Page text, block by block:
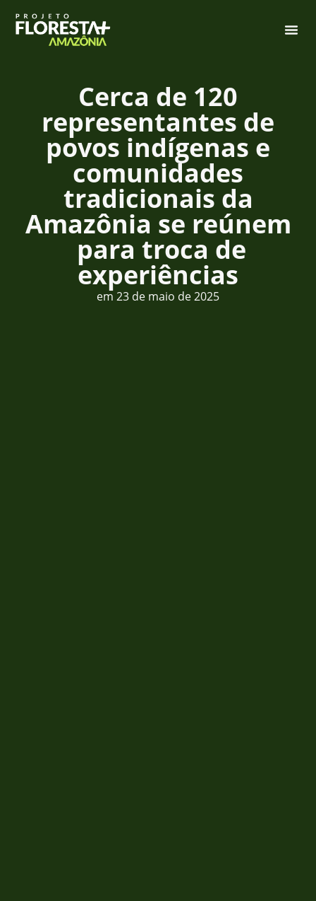
Cerca de 120
representantes de
povos indígenas e
comunidades
tradicionais da
Amazônia se reúnem
para troca de
experiências
em 23 de maio de 2025